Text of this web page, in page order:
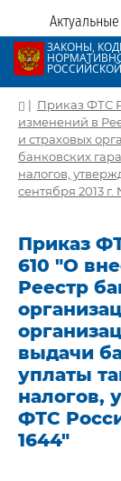
ЗАКОНЫ,
| Приказ ФТС
изменений в
и страховых
банковских
налогов,
сентября 2013 г.
Приказ
610 "О
Реестр
выдачи
уплаты
налогов,
ФТС
1644"